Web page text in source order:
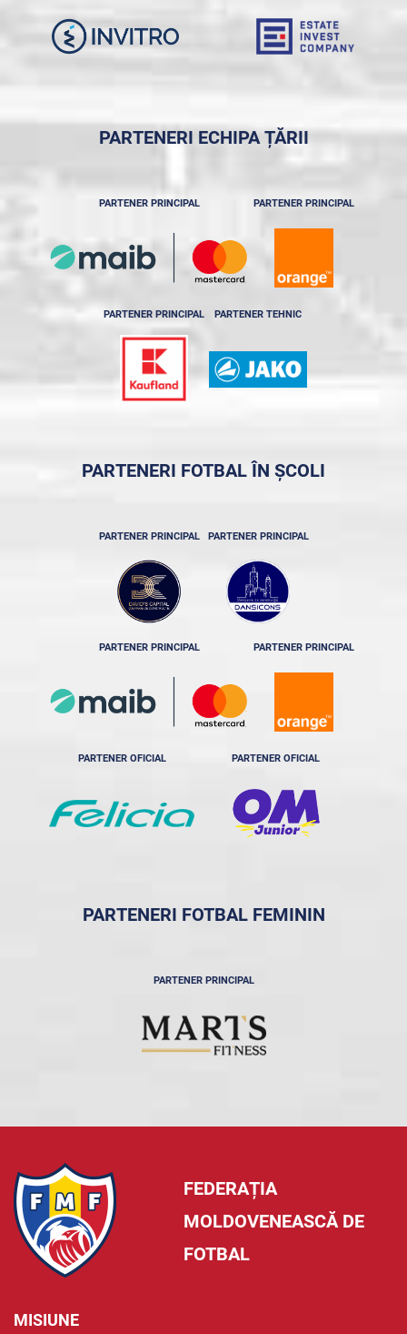
PARTENERI ECHIPA ȚĂRII
PARTENER PRINCIPAL PARTENER PRINCIPAL
PARTENER PRINCIPAL PARTENER TEHNIC
PARTENERI FOTBAL ÎN ȘCOLI
PARTENER PRINCIPAL PARTENER PRINCIPAL
PARTENER PRINCIPAL PARTENER PRINCIPAL
PARTENER OFICIAL PARTENER OFICIAL
PARTENERI FOTBAL FEMININ
PARTENER PRINCIPAL
FEDERAȚIA
MOLDOVENEASCĂ DE
FOTBAL
MISIUNE